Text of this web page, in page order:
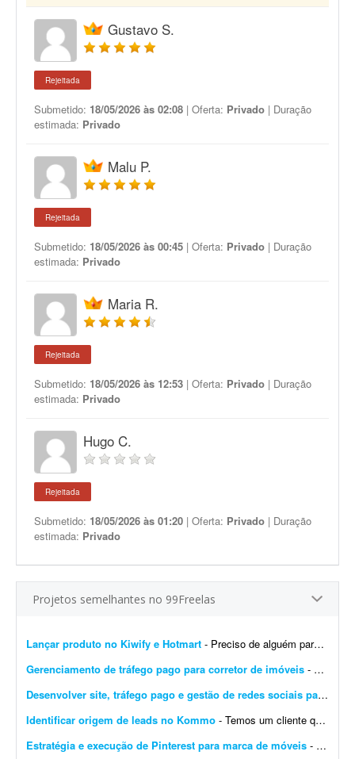
Gustavo S.
Rejeitada
Submetido: 18/05/2026 às 02:08 | Oferta: Privado | Duração
estimada: Privado
Malu P.
Rejeitada
Submetido: 18/05/2026 às 00:45 | Oferta: Privado | Duração
estimada: Privado
Maria R.
Rejeitada
Submetido: 18/05/2026 às 12:53 | Oferta: Privado | Duração
estimada: Privado
Hugo C.
Rejeitada
Submetido: 18/05/2026 às 01:20 | Oferta: Privado | Duração
estimada: Privado
Projetos semelhantes no 99Freelas
Lançar produto no Kiwify e Hotmart - Preciso de alguém para me ajudar a lançar um produto no Kiwify e na Hotmart já neste final de semana. Já tenho os vídeos e preciso subir todo o conteúdo n...
Gerenciamento de tráfego pago para corretor de imóveis - Busco especialista em ads (Instagram e Google) para gerenciar meu tráfego pago. Neste momento, procuro apenas o gerenciamento do tráfego: criação e otimizaç&atild...
Desenvolver site, tráfego pago e gestão de redes sociais para transportadora
Identificar origem de leads no Kommo - Temos um cliente que utiliza IA no CRM Kommo para qualificação dos leads e, ao mesmo tempo, para identificar a origem desses leads. Precisamos identificar se os leads vieram do Facebo...
Estratégia e execução de Pinterest para marca de móveis - Preciso de um profissional com olhar atento e repertório refinado em design e arquitetura para repensar e construir a estratégia do Pinterest da minha marca de móveis. O proje...